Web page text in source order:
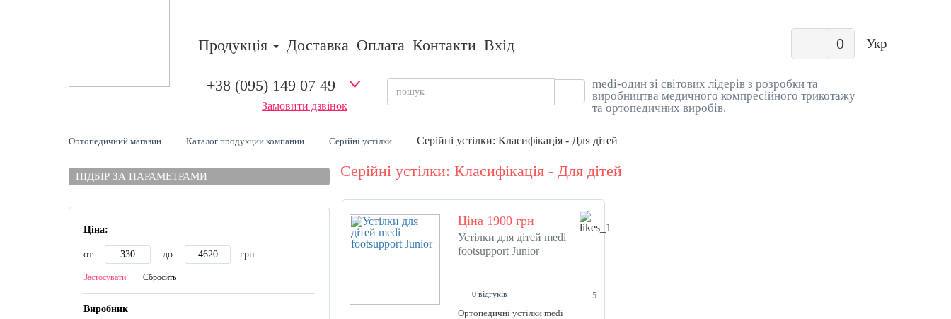
Продукція Доставка Оплата Контакти Вхід 0 Укр
+38 (095) 149 07 49
Замовити дзвінок
medi-один зі світових лідерів з розробки та
виробництва медичного компресійного трикотажу
та ортопедичних виробів.
Ортопедичний магазин Каталог продукции компании Серійні устілки Серійні устілки: Класифікація - Для дітей
ПІДБІР ЗА ПАРАМЕТРАМИ
Ціна:
от до грн
Застосувати Сбросить
Виробник
Серійні устілки: Класифікація - Для дітей
Ціна 1900 грн
Устілки для дітей medi
footsupport Junior
0 відгуків 5
Ортопедичні устілки medi